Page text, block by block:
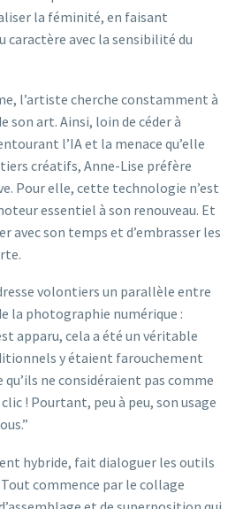
la féminité, en faisant
caractère avec la sensibilité du
l’artiste cherche constamment à
son art. Ainsi, loin de céder à
l’IA et la menace qu’elle
créatifs, Anne-Lise préfère
Pour elle, cette technologie n’est
essentiel à son renouveau. Et
avec son temps et d’embrasser les
volontiers un parallèle entre
la photographie numérique :
apparu, cela a été un véritable
y étaient farouchement
ne considéraient pas comme
clic ! Pourtant, peu à peu, son usage
hybride, fait dialoguer les outils
Tout commence par le collage